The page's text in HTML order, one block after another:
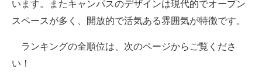
います。またキャンパスのデザインは現代的でオープン
スペースが多く、開放的で活気ある雰囲気が特徴です。
ランキングの全順位は、次のページからご覧くださ
い！